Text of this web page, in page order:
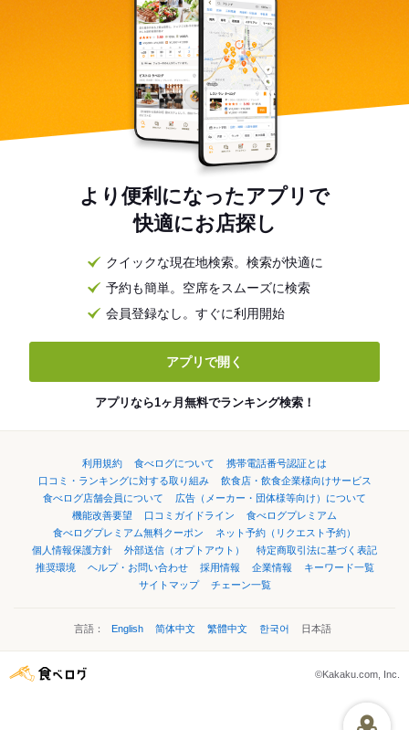
より便利になったアプリで
快適にお店探し
クイックな現在地検索。検索が快適に
予約も簡単。空席をスムーズに検索
会員登録なし。すぐに利用開始
アプリで開く
アプリなら1ヶ月無料でランキング検索！
利用規約 食べログについて
携帯電話番号認証とは
口コミ・ランキングに対する取り組み
飲食店・飲食企業様向けサービス
食べログ店舗会員について
広告（メーカー・団体様等向け）について
機能改善要望
口コミガイドライン
食べログプレミアム
食べログプレミアム無料クーポン
ネット予約（リクエスト予約）
個人情報保護方針
外部送信（オプトアウト）
特定商取引法に基づく表記
推奨環境
ヘルプ・お問い合わせ 採用情報 企業情報
キーワード一覧
サイトマップ
チェーン一覧
言語： English 简体中文 繁體中文 한국어 日本語
©Kakaku.com, Inc.